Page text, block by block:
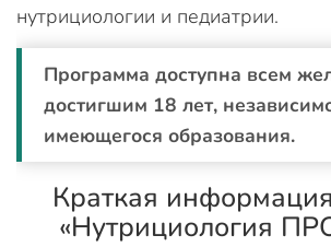
нутрициологии и педиатрии.
Программа доступна всем
достигшим 18 лет,
имеющегося образования.
Краткая
«Нутрициология